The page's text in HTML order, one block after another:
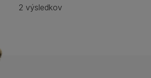
2 výsledkov